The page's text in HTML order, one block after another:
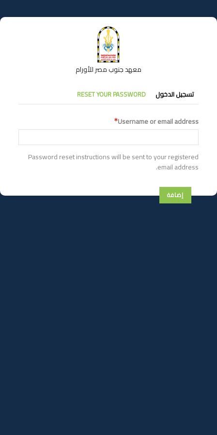
إلى
المحتوى
معهد جنوب مصر للأورام
التبويبات
الأساسية
تسجيل الدخول RESET YOUR PASSWORD
Username or email address
Password reset instructions will be sent to your registered
email address.